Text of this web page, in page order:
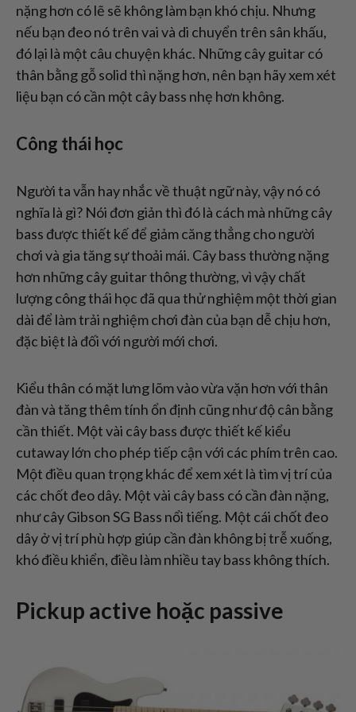
nặng hơn có lẽ sẽ không làm bạn khó chịu. Nhưng
nếu bạn đeo nó trên vai và di chuyển trên sân khấu,
đó lại là một câu chuyện khác. Những cây guitar có
thân bằng gỗ solid thì nặng hơn, nên bạn hãy xem xét
liệu bạn có cần một cây bass nhẹ hơn không.
Công thái học
Người ta vẫn hay nhắc về thuật ngữ này, vậy nó có
nghĩa là gì? Nói đơn giản thì đó là cách mà những cây
bass được thiết kế để giảm căng thẳng cho người
chơi và gia tăng sự thoải mái. Cây bass thường nặng
hơn những cây guitar thông thường, vì vậy chất
lượng công thái học đã qua thử nghiệm một thời gian
dài để làm trải nghiệm chơi đàn của bạn dễ chịu hơn,
đặc biệt là đối với người mới chơi.
Kiểu thân có mặt lưng lõm vào vừa vặn hơn với thân
đàn và tăng thêm tính ổn định cũng như độ cân bằng
cần thiết. Một vài cây bass được thiết kế kiểu
cutaway lớn cho phép tiếp cận với các phím trên cao.
Một điều quan trọng khác để xem xét là tìm vị trí của
các chốt đeo dây. Một vài cây bass có cần đàn nặng,
như cây Gibson SG Bass nổi tiếng. Một cái chốt đeo
dây ở vị trí phù hợp giúp cần đàn không bị trễ xuống,
khó điều khiển, điều làm nhiều tay bass không thích.
Pickup active hoặc passive